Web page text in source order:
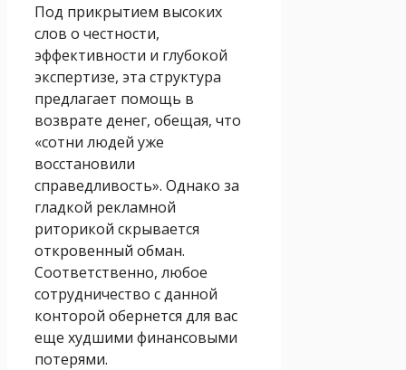
Под прикрытием высоких
слов о честности,
эффективности и глубокой
экспертизе, эта структура
предлагает помощь в
возврате денег, обещая, что
«сотни людей уже
восстановили
справедливость». Однако за
гладкой рекламной
риторикой скрывается
откровенный обман.
Соответственно, любое
сотрудничество с данной
конторой обернется для вас
еще худшими финансовыми
потерями.